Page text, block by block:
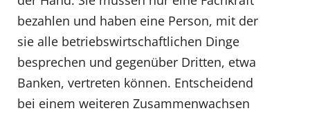
bezahlen und haben eine Person, mit der
sie alle betriebswirtschaftlichen Dinge
besprechen und gegenüber Dritten, etwa
Banken, vertreten können. Entscheidend
bei einem weiteren Zusammenwachsen